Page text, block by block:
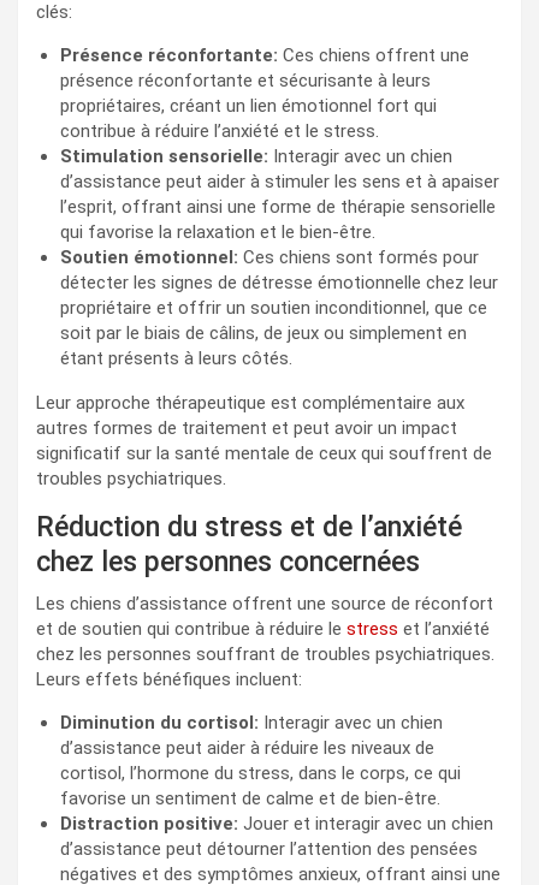
clés:
Présence réconfortante: Ces chiens offrent une
présence réconfortante et sécurisante à leurs
propriétaires, créant un lien émotionnel fort qui
contribue à réduire l’anxiété et le stress.
Stimulation sensorielle: Interagir avec un chien
d’assistance peut aider à stimuler les sens et à apaiser
l’esprit, offrant ainsi une forme de thérapie sensorielle
qui favorise la relaxation et le bien-être.
Soutien émotionnel: Ces chiens sont formés pour
détecter les signes de détresse émotionnelle chez leur
propriétaire et offrir un soutien inconditionnel, que ce
soit par le biais de câlins, de jeux ou simplement en
étant présents à leurs côtés.
Leur approche thérapeutique est complémentaire aux
autres formes de traitement et peut avoir un impact
significatif sur la santé mentale de ceux qui souffrent de
troubles psychiatriques.
Réduction du stress et de l’anxiété
chez les personnes concernées
Les chiens d’assistance offrent une source de réconfort
et de soutien qui contribue à réduire le stress et l’anxiété
chez les personnes souffrant de troubles psychiatriques.
Leurs effets bénéfiques incluent:
Diminution du cortisol: Interagir avec un chien
d’assistance peut aider à réduire les niveaux de
cortisol, l’hormone du stress, dans le corps, ce qui
favorise un sentiment de calme et de bien-être.
Distraction positive: Jouer et interagir avec un chien
d’assistance peut détourner l’attention des pensées
négatives et des symptômes anxieux, offrant ainsi une